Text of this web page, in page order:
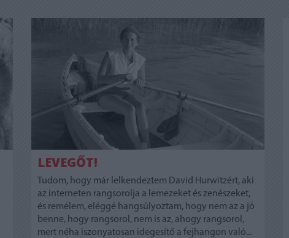
LEVEGŐT!
Tudom, hogy már lelkendeztem David Hurwitzért, aki
az interneten rangsorolja a lemezeket és zenészeket,
és remélem, eléggé hangsúlyoztam, hogy nem az a jó
benne, hogy rangsorol, nem is az, ahogy rangsorol,
mert néha iszonyatosan idegesítő a fejhangon való...